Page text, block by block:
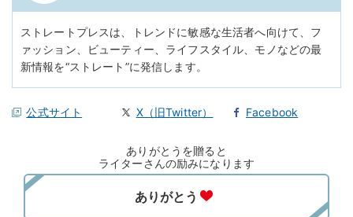
ストレートプレスは、トレンドに敏感な生活者へ向けて、フ
ァッション、ビューティー、ライフスタイル、モノなどの最
新情報を“ストレート”に発信します。
公式サイト X（旧Twitter） Facebook
ありがとうを贈ると
ライターさんの励みになります